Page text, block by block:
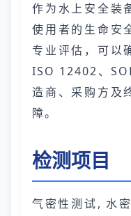
作为水上安全装
使用者的生命安
专业评估，可以
ISO 12402、
造商、采购方及
障。
检测项目
气密性测试, 水